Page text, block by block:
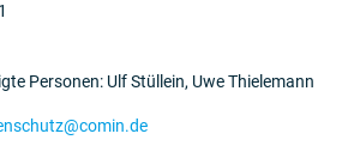
Personen: Ulf Stüllein, Uwe Thielemann